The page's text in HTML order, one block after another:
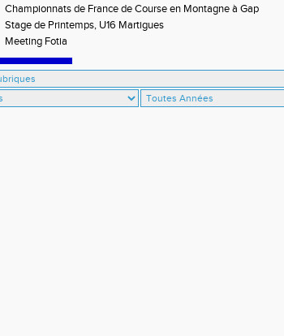
Championnats de France de Course en Montagne à Gap
Stage de Printemps, U16 Martigues
Meeting Fotia